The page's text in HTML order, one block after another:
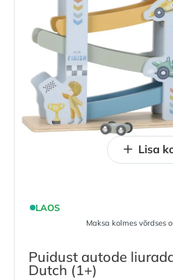
LAOS
Maksa kolmes võrdses
Puidust autode
Dutch (1+)
Lisa